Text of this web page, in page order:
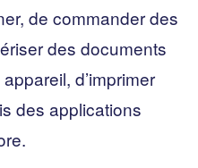
de commander des
des documents
d’imprimer
des applications